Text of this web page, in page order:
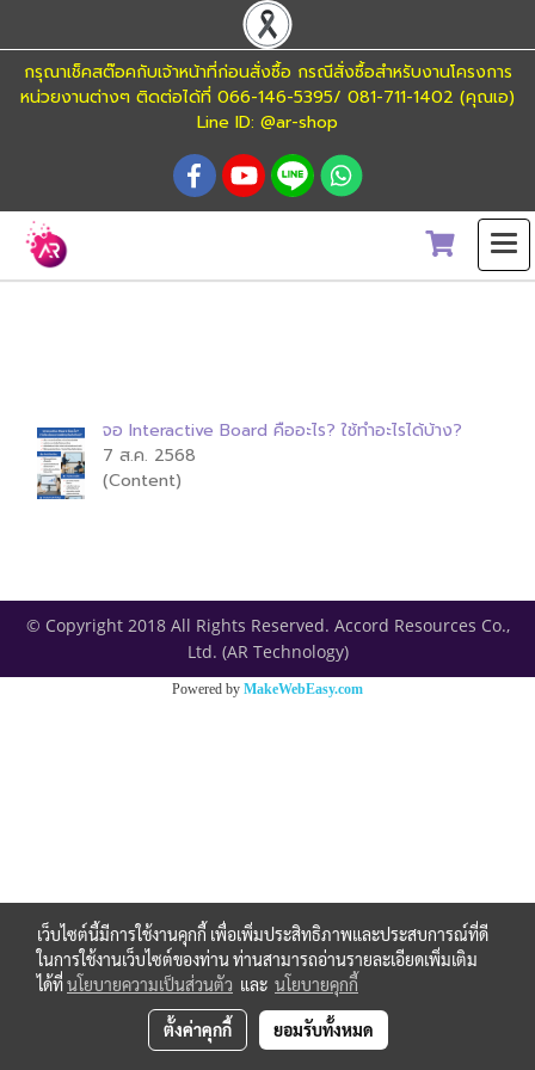
กรุณาเช็คสต๊อคกับเจ้าหน้าที่ก่อนสั่งซื้อ กรณีสั่งซื้อสำหรับงานโครงการ
หน่วยงานต่างๆ ติดต่อได้ที่ 066-146-5395/ 081-711-1402 (คุณเอ)
Line ID: @ar-shop
จอ Interactive Board คืออะไร? ใช้ทำอะไรได้บ้าง?
7 ส.ค. 2568
(Content)
© Copyright 2018 All Rights Reserved. Accord Resources Co.,
Ltd. (AR Technology)
Powered by MakeWebEasy.com
เว็บไซต์นี้มีการใช้งานคุกกี้ เพื่อเพิ่มประสิทธิภาพและประสบการณ์ที่ดี
ในการใช้งานเว็บไซต์ของท่าน ท่านสามารถอ่านรายละเอียดเพิ่มเติม
ได้ที่นโยบายความเป็นส่วนตัว และ นโยบายคุกกี้
ตั้งค่าคุกกี้ ยอมรับทั้งหมด